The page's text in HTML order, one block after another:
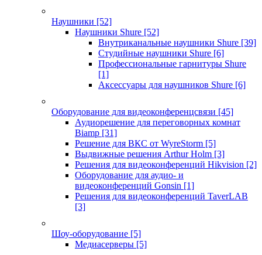
Наушники [52]
Наушники Shure [52]
Внутриканальные наушники Shure [39]
Студийные наушники Shure [6]
Профессиональные гарнитуры Shure
[1]
Аксессуары для наушников Shure [6]
Оборудование для видеоконференцсвязи [45]
Аудиорешение для переговорных комнат
Biamp [31]
Решение для ВКС от WyreStorm [5]
Выдвижные решения Arthur Holm [3]
Решения для видеоконференций Hikvision [2]
Оборудование для аудио- и
видеоконференций Gonsin [1]
Решения для видеоконференций TaverLAB
[3]
Шоу-оборудование [5]
Медиасерверы [5]